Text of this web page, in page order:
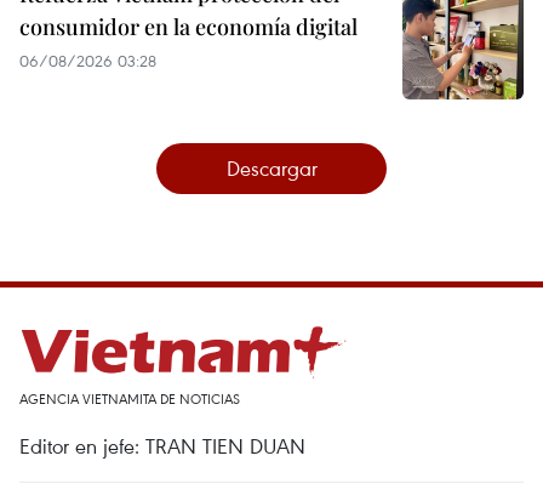
consumidor en la economía digital
06/08/2026 03:28
Descargar
AGENCIA VIETNAMITA DE NOTICIAS
Editor en jefe: TRAN TIEN DUAN